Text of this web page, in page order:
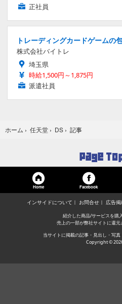
正社員
トレーディングカードゲームの
株式会社バイトレ
埼玉県
時給1,500円～1,875円
派遣社員
ホーム › 任天堂 › DS › 記事
Home Facebook
インサイドについて お問合せ 広告
紹介した商品/サービスを購
売上の一部が弊社サイトに還元
当サイトに掲載の記事・見出し・写真
Copyright ©